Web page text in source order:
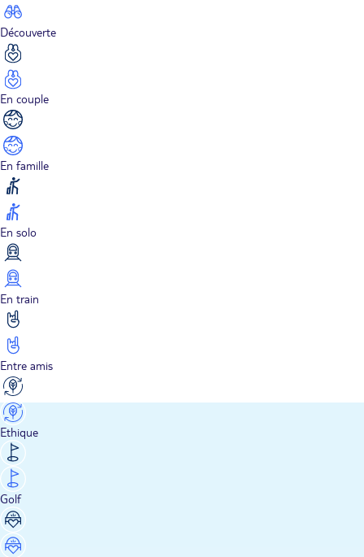
Découverte
En couple
En famille
En solo
En train
Entre amis
Ethique
Golf